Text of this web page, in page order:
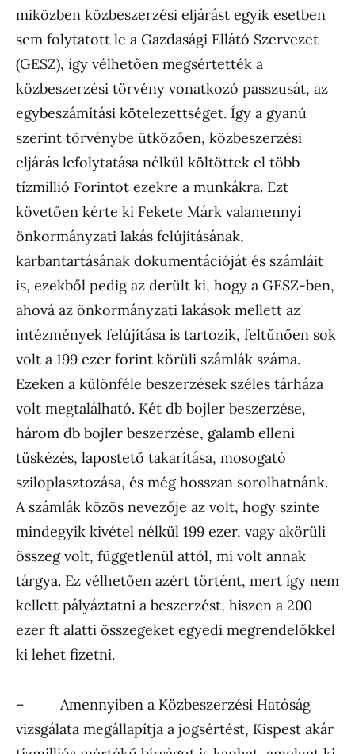
miközben közbeszerzési eljárást egyik esetben
sem folytatott le a Gazdasági Ellátó Szervezet
(GESZ), így vélhetően megsértették a
közbeszerzési törvény vonatkozó passzusát, az
egybeszámítási kötelezettséget. Így a gyanú
szerint törvénybe ütközően, közbeszerzési
eljárás lefolytatása nélkül költöttek el több
tízmillió Forintot ezekre a munkákra. Ezt
követően kérte ki Fekete Márk valamennyi
önkormányzati lakás felújításának,
karbantartásának dokumentációját és számláit
is, ezekből pedig az derült ki, hogy a GESZ-ben,
ahová az önkormányzati lakások mellett az
intézmények felújítása is tartozik, feltűnően sok
volt a 199 ezer forint körüli számlák száma.
Ezeken a különféle beszerzések széles tárháza
volt megtalálható. Két db bojler beszerzése,
három db bojler beszerzése, galamb elleni
tüskézés, lapostető takarítása, mosogató
sziloplasztozása, és még hosszan sorolhatnánk.
A számlák közös nevezője az volt, hogy szinte
mindegyik kivétel nélkül 199 ezer, vagy akörüli
összeg volt, függetlenül attól, mi volt annak
tárgya. Ez vélhetően azért történt, mert így nem
kellett pályáztatni a beszerzést, hiszen a 200
ezer ft alatti összegeket egyedi megrendelőkkel
ki lehet fizetni.
– Amennyiben a Közbeszerzési Hatóság
vizsgálata megállapítja a jogsértést, Kispest akár